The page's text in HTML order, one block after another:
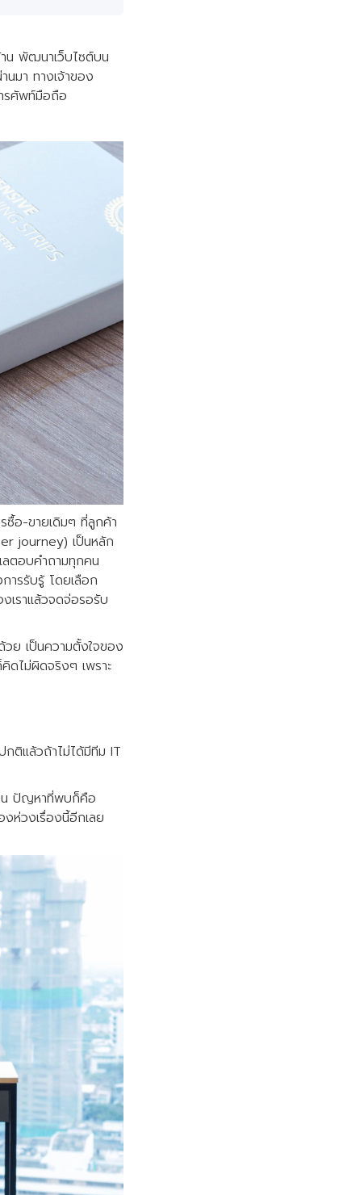
น พัฒนาเว็บไซต์บน
นมา ทางเจ้าของ
รศัพท์มือถือ
ซื้อ-ขายเดิมๆ ที่ลูกค้า
journey) เป็นหลัก
ตอบคำถามทุกคน
ารรับรู้ โดยเลือก
เราแล้วจดจ่อรอรับ
วย เป็นความตั้งใจของ
ดไม่ผิดจริงๆ เพราะ
ติแล้วถ้าไม่ได้มีทีม IT
อน ปัญหาที่พบก็คือ
งห่วงเรื่องนี้อีกเลย